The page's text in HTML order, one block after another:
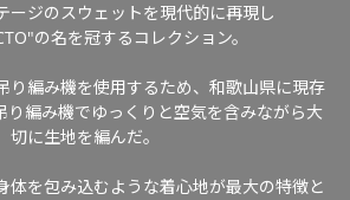
ージのスウェットを現代的に再現し
の名を冠するコレクション。
り編み機を使用するため、和歌山県に現存
り編み機でゆっくりと空気を含みながら大
切に生地を編んだ。
体を包み込むような着心地が最大の特徴と